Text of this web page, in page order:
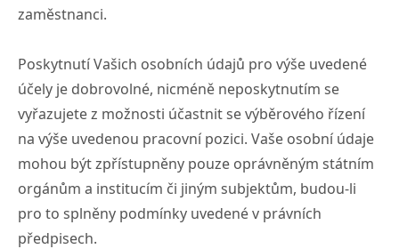
zaměstnanci.
Poskytnutí Vašich osobních údajů pro výše uvedené
účely je dobrovolné, nicméně neposkytnutím se
vyřazujete z možnosti účastnit se výběrového řízení
na výše uvedenou pracovní pozici. Vaše osobní údaje
mohou být zpřístupněny pouze oprávněným státním
orgánům a institucím či jiným subjektům, budou-li
pro to splněny podmínky uvedené v právních
předpisech.